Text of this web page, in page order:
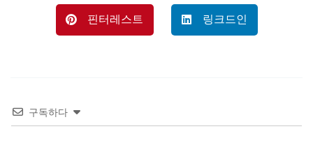
핀터레스트 링크드인
구독하다